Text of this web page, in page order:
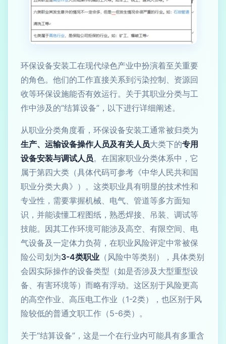
环保设备安装工在现代绿色产业中扮演着至关重要
的角色。他们的工作直接关系到污染控制、资源回
收等环保设施能否有效运行。关于其职业分类与工
作中涉及的“结算设备”，以下进行详细阐述。
从职业分类角度看，环保设备安装工通常被归类为
生产、运输设备操作人员及有关人员大类下的专用
设备安装与调试人员。在国家职业分类体系中，它
属于第四大类（具体代码可参考《中华人民共和国
职业分类大典》）。这类职业具有明显的技术性和
专业性，需要掌握机械、电气、管道等多方面知
识，并能读懂工程图纸，熟悉焊接、吊装、调试等
技能。因其工作环境可能涉及高空、有限空间、电
气设备及一定体力负荷，在职业风险评定中常被保
险公司划为3-4类职业 （风险中等类别），具体类别
会因实际操作的设备类型（如是否涉及大型重型设
备、有害环境等）而略有浮动。这区别于风险更高
的高空作业、高压电工作业（1-2类），也区别于风
险较低的普通文职工作（5-6类）。
关于“结算设备”，这是一个在行业内可能具有多重含